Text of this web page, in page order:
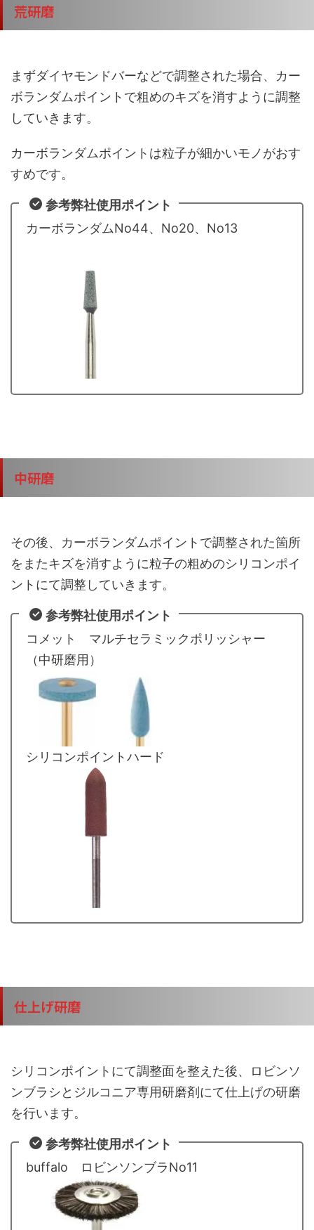
荒研磨
まずダイヤモンドバーなどで調整された場合、カー
ボランダムポイントで粗めのキズを消すように調整
していきます。
カーボランダムポイントは粒子が細かいモノがおす
すめです。
参考弊社使用ポイント
カーボランダムNo44、No20、No13
中研磨
その後、カーボランダムポイントで調整された箇所
をまたキズを消すように粒子の粗めのシリコンポイ
ントにて調整していきます。
参考弊社使用ポイント
コメット マルチセラミックポリッシャー
（中研磨用）
シリコンポイントハード
仕上げ研磨
シリコンポイントにて調整面を整えた後、ロビンソ
ンブラシとジルコニア専用研磨剤にて仕上げの研磨
を行います。
参考弊社使用ポイント
buffalo ロビンソンブラNo11